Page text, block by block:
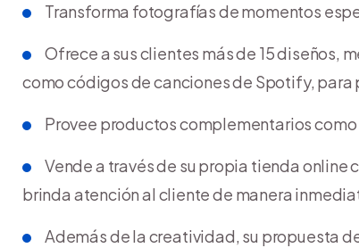
Transforma fotografías de momentos
Ofrece a sus clientes más de 15 diseños,
como códigos de canciones de Spotify, para
Provee productos complementarios como
Vende a través de su propia tienda online
brinda atención al cliente de manera
Además de la creatividad, su propuesta